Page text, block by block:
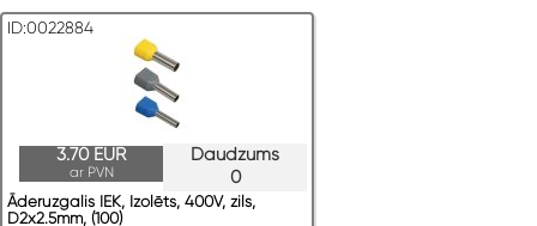
ID:0022884
Daudzums
0
3.70 EUR
ar PVN
Āderuzgalis IEK, Izolēts, 400V, zils,
D2x2.5mm, (100)